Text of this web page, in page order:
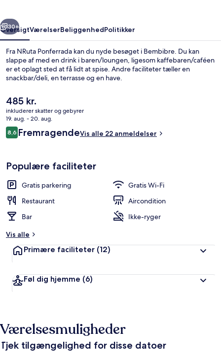
Restaurant
Næste
30+
OversigtVærelserBeliggenhedPolitikker
Fra NRuta Ponferrada kan du nyde besøget i Bembibre. Du kan
slappe af med en drink i baren/loungen, ligesom kaffebaren/caféen
er et oplagt sted at få lidt at spise. Andre faciliteter tæller en
snackbar/deli, en terrasse og en have.
Den
nuværende
pris
er
485 kr.
485 kr.
inkluderer skatter og gebyrer
19. aug. - 20. aug.
Anmeldelser
8,68,6 ud af 10.
FremragendeVis alle 22 anmeldelser
Populære faciliteter
Gratis parkering
Gratis Wi-Fi
Restaurant
Aircondition
Bar
Ikke-ryger
Vis alle
Primære faciliteter (12)
Føl dig hjemme (6)
Værelsesmuligheder
Tjek tilgængelighed for disse datoer